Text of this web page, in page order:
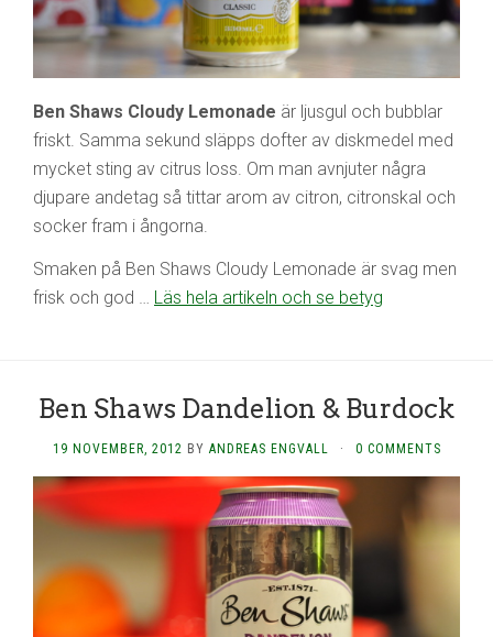
Ben Shaws Cloudy Lemonade är ljusgul och bubblar
friskt. Samma sekund släpps dofter av diskmedel med
mycket sting av citrus loss. Om man avnjuter några
djupare andetag så tittar arom av citron, citronskal och
socker fram i ångorna.
Smaken på Ben Shaws Cloudy Lemonade är svag men
frisk och god … Läs hela artikeln och se betyg
Ben Shaws Dandelion & Burdock
19 NOVEMBER, 2012 BY ANDREAS ENGVALL · 0 COMMENTS